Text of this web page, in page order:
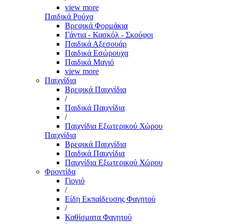
view more
Παιδικά Ρούχα
Βρεφικά Φορμάκια
Γάντια - Κασκόλ - Σκούφοι
Παιδικά Αξεσουάρ
Παιδικά Εσώρουχα
Παιδικά Μαγιό
view more
Παιχνίδια
Βρεφικά Παιχνίδια
/
Παιδικά Παιχνίδια
/
Παιχνίδια Εξωτερικού Χώρου
Παιχνίδια
Βρεφικά Παιχνίδια
Παιδικά Παιχνίδια
Παιχνίδια Εξωτερικού Χώρου
Φροντίδα
Γιογιό
/
Είδη Εκπαίδευσης Φαγητού
/
Καθίσματα Φαγητού